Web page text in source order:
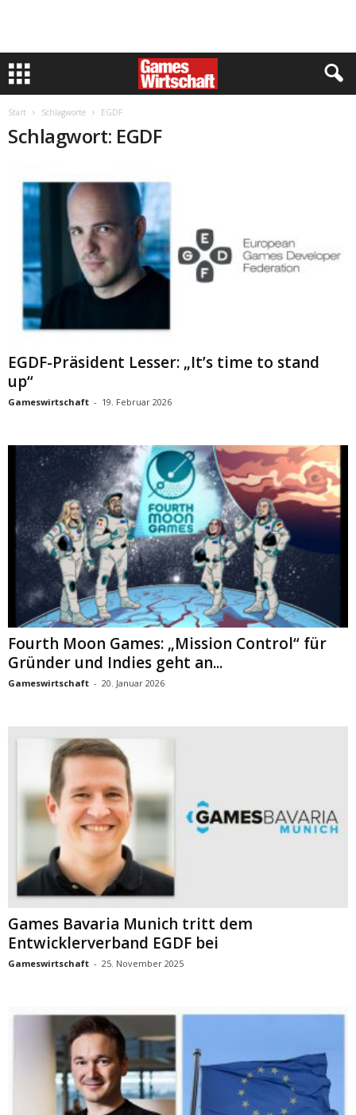
Start Schlagworte EGDF
Schlagwort: EGDF
EGDF-Präsident Lesser: „It’s time to stand
up“
Gameswirtschaft - 19. Februar 2026
Fourth Moon Games: „Mission Control“ für
Gründer und Indies geht an...
Gameswirtschaft - 20. Januar 2026
Games Bavaria Munich tritt dem
Entwicklerverband EGDF bei
Gameswirtschaft - 25. November 2025